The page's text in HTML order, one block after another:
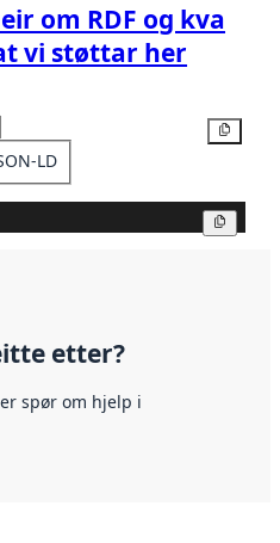
om RDF og kva
vi støttar her
LD
etter?
spør om hjelp i